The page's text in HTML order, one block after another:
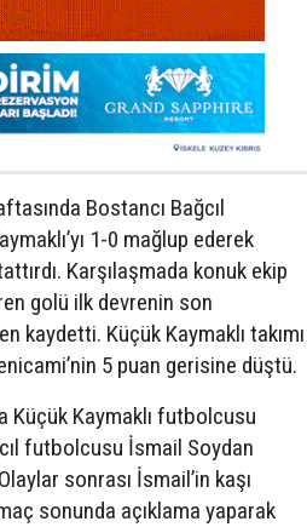
Bostancı Bağcıl
1-0 mağlup ederek
Karşılaşmada konuk ekip
golü ilk devrenin son
kaydetti. Küçük Kaymaklı takımı
5 puan gerisine düştü.
Küçük Kaymaklı futbolcusu
futbolcusu İsmail Soydan
sonrası İsmail’in kaşı
sonunda açıklama yaparak